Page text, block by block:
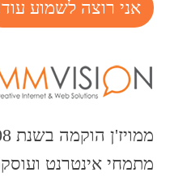
מתמחי אינטרנט